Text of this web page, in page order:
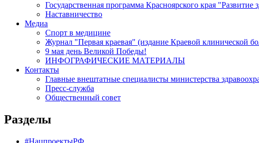
Государственная программа Красноярского края
Наставничество
Медиа
Спорт в медицине
Журнал "Первая краевая" (издание Краевой клинической
9 мая день Великой Победы!
ИНФОГРАФИЧЕСКИЕ МАТЕРИАЛЫ
Контакты
Главные внештатные специалисты министерства
Пресс-служба
Общественный совет
Разделы
#НацпроектыРФ